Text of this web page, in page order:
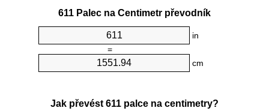
611 Palec na Centimetr převodník
in
=
cm
Jak převést 611 palce na centimetry?